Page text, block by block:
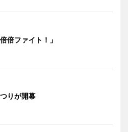
倍ファイト！」
りが開幕